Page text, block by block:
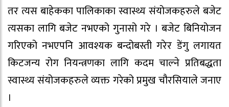
तर त्यस बाहेकका पालिकाका स्वास्थ्य संयोजकहरुले बजेट
त्यसका लागि बजेट नभएको गुनासो गरे । बजेट बिनियोजन
गरिएको नभएपनि आवश्यक बन्दोबस्ती गरेर डेंगु लगायत
किटजन्य रोग नियन्त्रणका लागि कदम चाल्ने प्रतिबद्धता
स्वास्थ्य संयोजकहरुले व्यक्त गरेको प्रमुख चौरसियाले जनाए
।